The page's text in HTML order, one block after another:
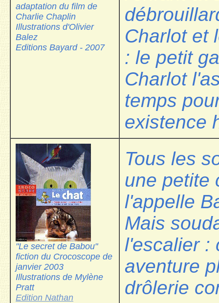
adaptation du film de
Charlie Chaplin
Illustrations d'Olivier
Balez
Editions Bayard - 2007
Charlot et
: le petit
Charlot
temps
existence
"Le secret de Babou"
fiction du Crocoscope de
janvier 2003
Illustrations de Mylène
Pratt
Edition Nathan
Tous les
une petite
l'appelle
Mais
l'escalier :
aventure
drôlerie